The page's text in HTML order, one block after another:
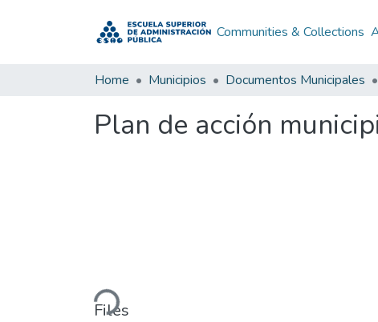
Communities & Collections
Home Municipios Documentos Municipales
Plan de acción
Loading...
Files